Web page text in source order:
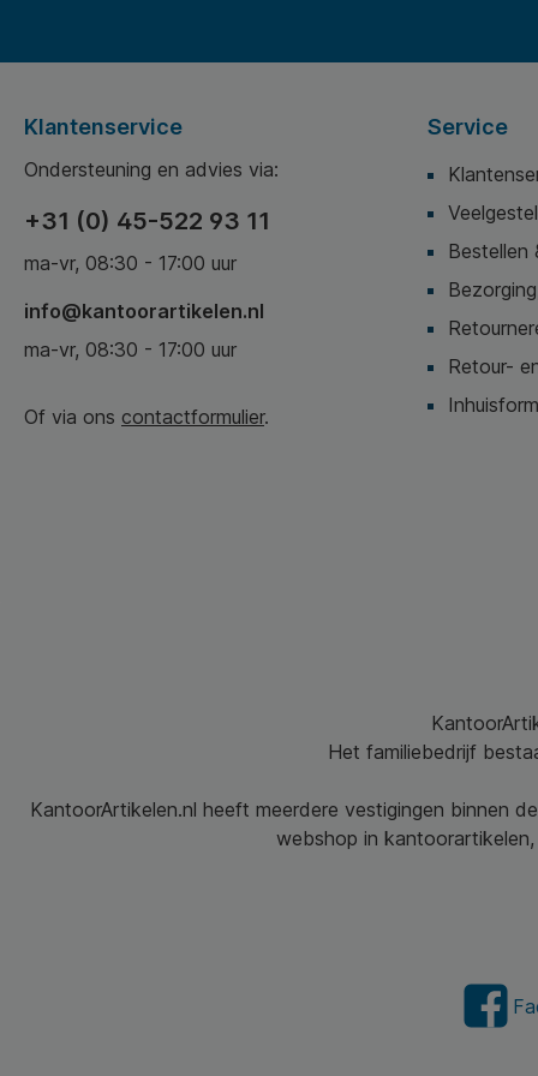
Klantenservice
Ondersteuning en advies via:
+31 (0) 45-522 93 11
ma-vr, 08:30 - 17:00 uur
info@kantoorartikelen.nl
ma-vr, 08:30 - 17:00 uur
Of via ons contactformulier.
Service
Bestellen
Retour-
Het familiebedrijf
KantoorArtikelen.nl heeft meerdere vestigingen binnen
webshop in